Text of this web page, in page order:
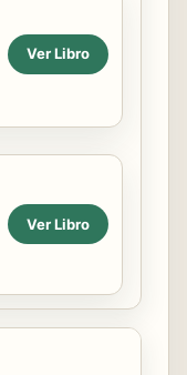
Ver Libro
Ver Libro